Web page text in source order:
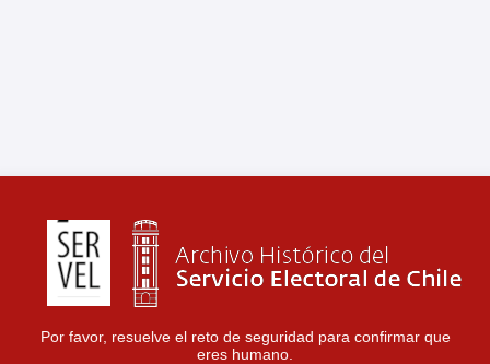
Por favor, resuelve el reto de seguridad para confirmar que
eres humano.